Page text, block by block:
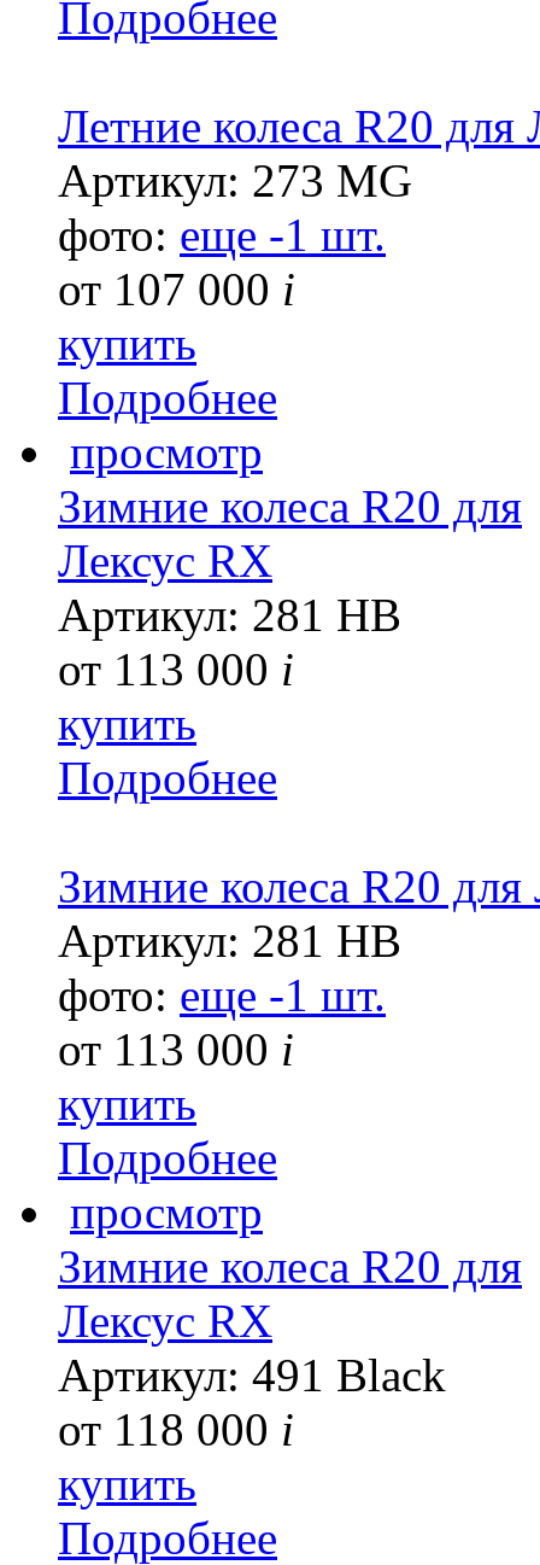
Подробнее
Летние колеса R20 для
Артикул: 273 MG
фото: еще -1 шт.
от 107 000 i
купить
Подробнее
просмотр
Зимние колеса R20 для
Лексус RX
Артикул: 281 HB
от 113 000 i
купить
Подробнее
Зимние колеса R20 для
Артикул: 281 HB
фото: еще -1 шт.
от 113 000 i
купить
Подробнее
просмотр
Зимние колеса R20 для
Лексус RX
Артикул: 491 Black
от 118 000 i
купить
Подробнее